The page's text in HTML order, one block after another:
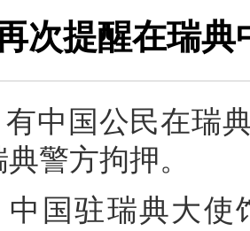
次提醒在瑞典
中国公民在瑞
警方拘押。
中国驻瑞典大使